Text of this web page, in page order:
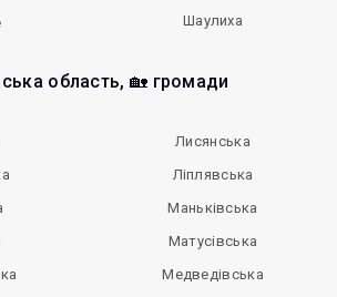
Шаулиха
область, 🏡 громади
Лисянська
Ліплявська
Маньківська
Матусівська
Медведівська